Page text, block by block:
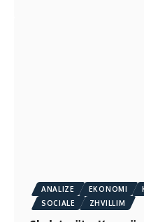
ANALIZE EKONOMI
SOCIALE
ZHVILLIM